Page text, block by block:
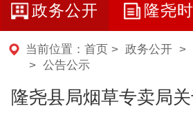
政务公开 隆尧
当前位置： 首页 > 政务公开>
> 公告公示
隆尧县局烟草专卖局